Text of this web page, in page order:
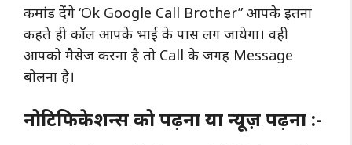
कमांड देंगे ‘Ok Google Call Brother” आपके इतना
कहते ही कॉल आपके भाई के पास लग जायेगा। वही
आपको मैसेज करना है तो Call के जगह Message
बोलना है।
नोटिफिकेशन्स को पढ़ना या न्यूज़ पढ़ना :-